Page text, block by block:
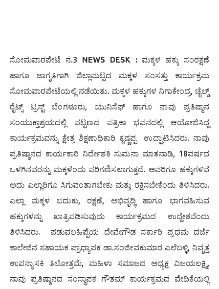
ಸೋಮವಾರಪೇಟೆ ನ.3 NEWS DESK :ಮಕ್ಕಳ ಹಕ್ಕು ಸಂರಕ್ಷಣೆ
ಹಾಗೂ ಜಾಗೃತಿಗಾಗಿ ಜಿಲ್ಲಾಮಟ್ಟದ ಮಕ್ಕಳ ಸಂಸತ್ತು ಕಾರ್ಯಕ್ರಮ
ಸೋಮವಾರಪೇಟೆಯಲ್ಲಿ ನಡೆಯಿತು. ಮಕ್ಕಳ ಹಕ್ಕುಗಳ ನಿಗಾಕೇಂದ್ರ, ಚೈಲ್ಡ್
ರೈಟ್ಸ್ ಟ್ರಸ್ಟ್ ಬೆಂಗಳೂರು, ಯುನಿಸೆಫ್ ಹಾಗೂ ನಾವು ಪ್ರತಿಷ್ಠಾನ
ಸಂಯುಕ್ತಾಶ್ರಯದಲ್ಲಿ ಪಟ್ಟಣದ ಪತ್ರಿಕಾ ಭವನದಲ್ಲಿ ಆಯೋಜಿಸಿದ್ದ
ಕಾರ್ಯಕ್ರಮವನ್ನು ಕ್ಷೇತ್ರ ಶಿಕ್ಷಣಾಧಿಕಾರಿ ಕೃಷ್ಣಪ್ಪ ಉದ್ಘಾಟಿಸಿದರು. ನಾವು
ಪ್ರತಿಷ್ಠಾನದ ಕಾರ್ಯಕಾರಿ ನಿರ್ದೇಶಕಿ ಸುಮನಾ ಮಾತನಾಡಿ, 18ವರ್ಷದ
ಒಳಗಿನವರನ್ನು ಮಕ್ಕಳೆಂದು ಪರಿಗಣಿಸಲಾಗುತ್ತದೆ. ಅವರಿಗೂ ಹಕ್ಕುಗಳಿವೆ
ಅದು ಎಲ್ಲಾರಿಗೂ ಸಿಗುವಂತಾಗಬೇಕು ಮತ್ತು ರಕ್ಷಿಸಬೇಕೆಂದು ತಿಳಿಸಿದರು.
ಎಲ್ಲಾ ಮಕ್ಕಳ ಬದುಕು, ರಕ್ಷಣೆ, ಅಭಿವೃದ್ಧಿ ಹಾಗೂ ಭಾಗವಹಿಸುವ
ಹಕ್ಕುಗಳನ್ನು ಖಾತ್ರಿಪಡಿಸುವುದು ಕಾರ್ಯಕ್ರಮದ ಉದ್ದೇಶವೆಂದು
ತಿಳಿಸಿದರು. ಪಡುವಲಹಿಪ್ಪೆಯ ದೇವೇಗೌಡ ಸರ್ಕಾರಿ ಪ್ರಥಮ ದರ್ಜೆ
ಕಾಲೇಜಿನ ಸಹಾಯಕ ಪ್ರಾಧ್ಯಾಪಕ ಡಾ.ಸಂಜೀವಕುಮಾರ ಎಲೆಬಳ್ಳಿ, ನಿವೃತ್ತ
ಉಪನ್ಯಾಸಕಿ ತಿಲೋತ್ತಮೆ, ಮಹಿಳಾ ಸಮಾಜದ ಅಧ್ಯಕ್ಷ ವಿಜಯಲಕ್ಷ್ಮಿ,
ನಾವು ಪ್ರತಿಷ್ಠಾನದ ಸಂಸ್ಥಾಪಕ ಗೌತಮ್ ಕಾರ್ಯಕ್ರಮದ ವೇದಿಕೆಯಲ್ಲಿ